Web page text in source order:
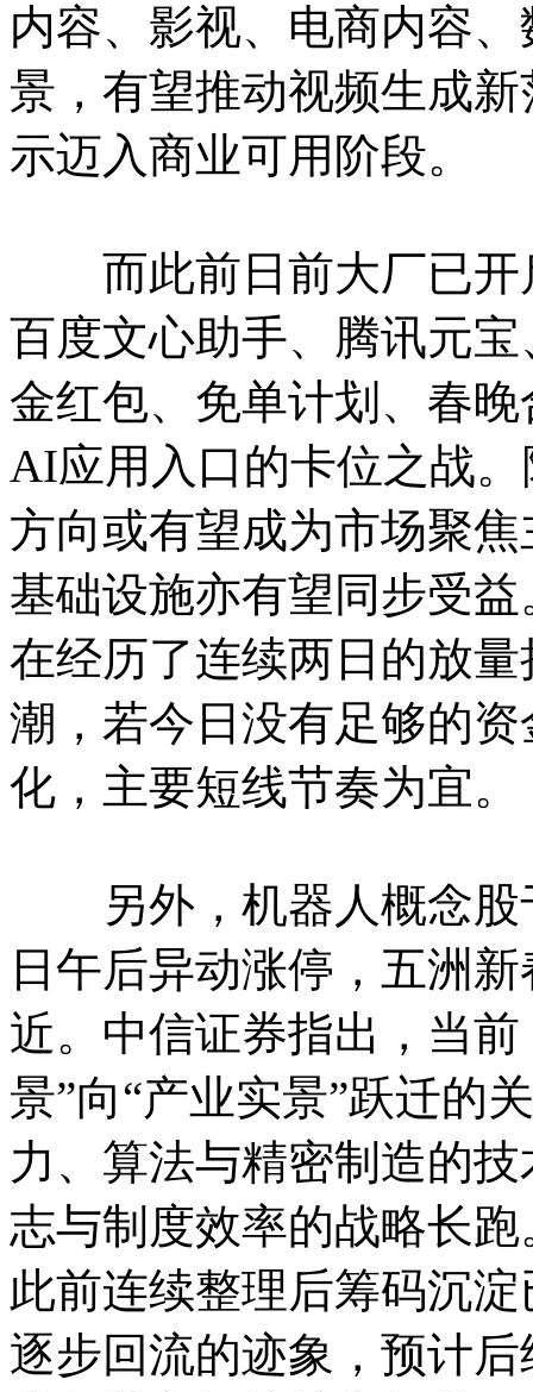
内容、影视、电商内容
景，有望推动视频生成
示迈入商业可用阶段。
而此前日前大厂已开
百度文心助手、腾讯元
金红包、免单计划、春
AI应用入口的卡位之战
方向或有望成为市场聚
基础设施亦有望同步受
在经历了连续两日的放
潮，若今日没有足够的
化，主要短线节奏为宜。
另外，机器人概念股
日午后异动涨停，五洲
近。中信证券指出，当
景”向“产业实景”跃迁的
力、算法与精密制造的
志与制度效率的战略长
此前连续整理后筹码沉
逐步回流的迹象，预计